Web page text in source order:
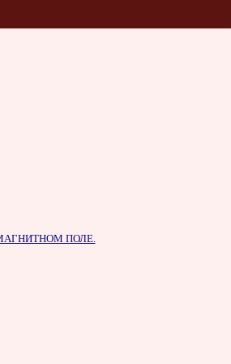
ПОЛЕ.